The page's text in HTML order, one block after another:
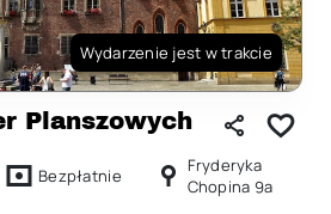
Wydarzenie jest w trakcie
Planszowych
Bezpłatnie
Fryderyka
Chopina 9a